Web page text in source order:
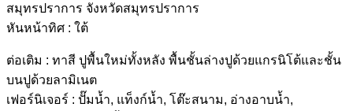
สมุทรปราการ จังหวัดสมุทรปราการ
หันหน้าทิศ : ใต้
ต่อเติม : ทาสี ปูพื้นใหม่ทั้งหลัง พื้นชั้นล่างปูด้วยแกรนิโต้และชั้น
บนปูด้วยลามิเนต
เฟอร์นิเจอร์ : ปั๊มน้ำ, แท็งก์น้ำ, โต๊ะสนาม, อ่างอาบน้ำ,